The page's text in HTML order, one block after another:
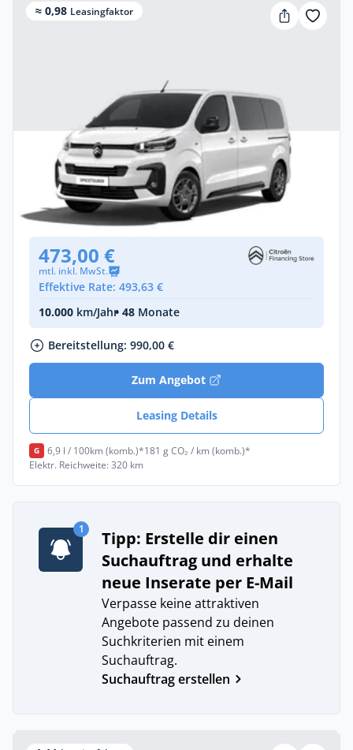
≈ 0,98 Leasingfaktor
Privat & Gewerbe
Citroën Spacetourer PLUS (Länge M)
Diesel •Automatik •
Neuwagen(konfigurierbar)
473,00 €
mtl. inkl. MwSt.
Effektive Rate: 493,63 €
10.000 km/Jahr• 48 Monate
Bereitstellung: 990,00 €
Zum Angebot
Leasing Details
G 6,9 l / 100km (komb.)*181 g CO₂ / km (komb.)*
Elektr. Reichweite: 320 km
1
Tipp: Erstelle dir einen
Suchauftrag und erhalte
neue Inserate per E-Mail
Verpasse keine attraktiven
Angebote passend zu deinen
Suchkriterien mit einem
Suchauftrag.
Suchauftrag erstellen